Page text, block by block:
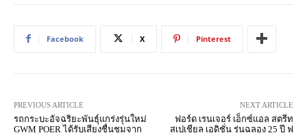
Facebook X Pinterest
PREVIOUS ARTICLE
รถกระบะอัจฉริยะพันธุ์แกร่งรุ่นใหม่
GWM POER ได้รับเสียงชื่นชมจาก
NEXT ARTICLE
ฟอร์ด เรนเจอร์ เอ็กซ์แอล สตรีท
สเปเชียล เอดิชั่น รุ่นฉลอง 25 ปี ฟ